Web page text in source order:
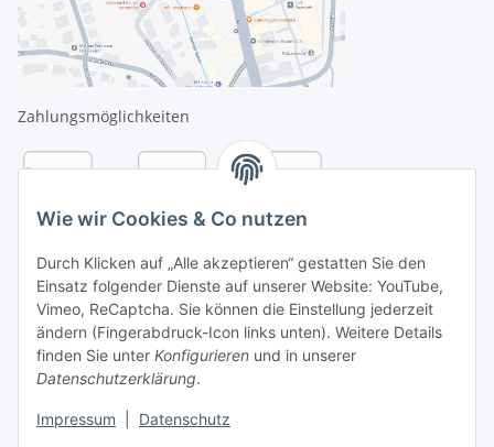
Wie wir Cookies & Co nutzen
Durch Klicken auf „Alle akzeptieren“ gestatten Sie den
Einsatz folgender Dienste auf unserer Website: YouTube,
Vimeo, ReCaptcha. Sie können die Einstellung jederzeit
ändern (Fingerabdruck-Icon links unten). Weitere Details
finden Sie unter Konfigurieren und in unserer
Datenschutzerklärung.
Impressum Datenschutz
Zahlungsmöglichkeiten